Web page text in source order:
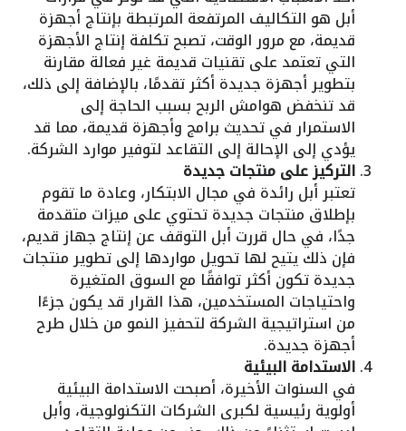
أبل هو التكاليف المرتفعة المرتبطة بإنتاج أجهزة
قديمة، مع مرور الوقت، تصبح تكلفة إنتاج الأجهزة
التي تعتمد على تقنيات قديمة غير فعالة مقارنة
بتطوير أجهزة جديدة أكثر تقدمًا، بالإضافة إلى ذلك،
قد تنخفض هوامش الربح بسبب الحاجة إلى
الاستمرار في تحديث برامج وأجهزة قديمة، مما قد
يؤدي إلى الإحالة إلى التقاعد لتوفير موارد الشركة.
التركيز على منتجات جديدة
تعتبر أبل رائدة في مجال الابتكار، وعادة ما تقوم
بإطلاق منتجات جديدة تحتوي على ميزات متقدمة
جدًا، في حال قررت أبل التوقف عن إنتاج جهاز قديم،
فإن ذلك يتيح لها تحويل مواردها إلى تطوير منتجات
جديدة تكون أكثر توافقًا مع السوق المتغيرة
واحتياجات المستخدمين، هذا القرار قد يكون جزءًا
من استراتيجية الشركة لتحفيز النمو من خلال طرح
أجهزة جديدة.
الاستدامة البيئية
في السنوات الأخيرة، أصبحت الاستدامة البيئية
أولوية رئيسية لكبرى الشركات التكنولوجية، وأبل